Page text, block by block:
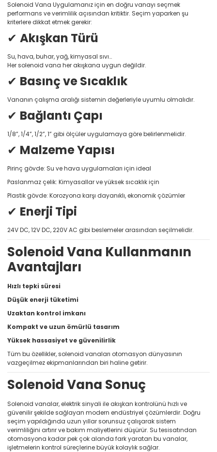
Solenoid Vana Uygulamanız için en doğru vanayı seçmek
performans ve verimlilik açısından kritiktir. Seçim yaparken şu
kriterlere dikkat etmek gerekir:
✔ Akışkan Türü
Su, hava, buhar, yağ, kimyasal sıvı…
Her solenoid vana her akışkana uygun değildir.
✔ Basınç ve Sıcaklık
Vananın çalışma aralığı sistemin değerleriyle uyumlu olmalıdır.
✔ Bağlantı Çapı
1/8”, 1/4”, 1/2”, 1” gibi ölçüler uygulamaya göre belirlenmelidir.
✔ Malzeme Yapısı
Pirinç gövde: Su ve hava uygulamaları için ideal
Paslanmaz çelik: Kimyasallar ve yüksek sıcaklık için
Plastik gövde: Korozyona karşı dayanıklı, ekonomik çözümler
✔ Enerji Tipi
24V DC, 12V DC, 220V AC gibi beslemeler arasından seçilmelidir.
Solenoid Vana Kullanmanın
Avantajları
Hızlı tepki süresi
Düşük enerji tüketimi
Uzaktan kontrol imkanı
Kompakt ve uzun ömürlü tasarım
Yüksek hassasiyet ve güvenilirlik
Tüm bu özellikler, solenoid vanaları otomasyon dünyasının
vazgeçilmez ekipmanlarından biri haline getirir.
Solenoid Vana Sonuç
Solenoid vanalar, elektrik sinyali ile akışkan kontrolünü hızlı ve
güvenilir şekilde sağlayan modern endüstriyel çözümlerdir. Doğru
seçim yapıldığında uzun yıllar sorunsuz çalışarak sistem
verimliliğini artırır ve bakım maliyetlerini düşürür. Su tesisatından
otomasyona kadar pek çok alanda fark yaratan bu vanalar,
işletmelerin kontrol süreçlerine büyük kolaylık sağlar.